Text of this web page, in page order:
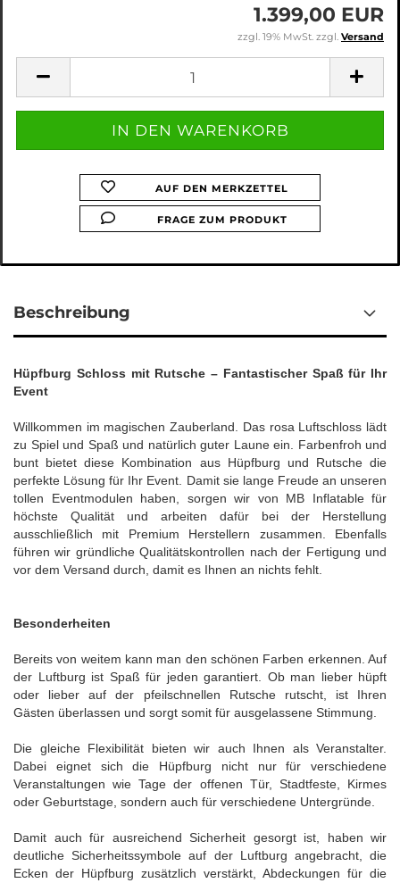
1.399,00 EUR
zzgl. 19% MwSt. zzgl. Versand
AUF DEN MERKZETTEL
FRAGE ZUM PRODUKT
Beschreibung
Hüpfburg Schloss mit Rutsche – Fantastischer Spaß für Ihr
Event
Willkommen im magischen Zauberland. Das rosa Luftschloss lädt
zu Spiel und Spaß und natürlich guter Laune ein. Farbenfroh und
bunt bietet diese Kombination aus Hüpfburg und Rutsche die
perfekte Lösung für Ihr Event. Damit sie lange Freude an unseren
tollen Eventmodulen haben, sorgen wir von MB Inflatable für
höchste Qualität und arbeiten dafür bei der Herstellung
ausschließlich mit Premium Herstellern zusammen. Ebenfalls
führen wir gründliche Qualitätskontrollen nach der Fertigung und
vor dem Versand durch, damit es Ihnen an nichts fehlt.
Besonderheiten
Bereits von weitem kann man den schönen Farben erkennen. Auf
der Luftburg ist Spaß für jeden garantiert. Ob man lieber hüpft
oder lieber auf der pfeilschnellen Rutsche rutscht, ist Ihren
Gästen überlassen und sorgt somit für ausgelassene Stimmung.
Die gleiche Flexibilität bieten wir auch Ihnen als Veranstalter.
Dabei eignet sich die Hüpfburg nicht nur für verschiedene
Veranstaltungen wie Tage der offenen Tür, Stadtfeste, Kirmes
oder Geburtstage, sondern auch für verschiedene Untergründe.
Damit auch für ausreichend Sicherheit gesorgt ist, haben wir
deutliche Sicherheitssymbole auf der Luftburg angebracht, die
Ecken der Hüpfburg zusätzlich verstärkt, Abdeckungen für die